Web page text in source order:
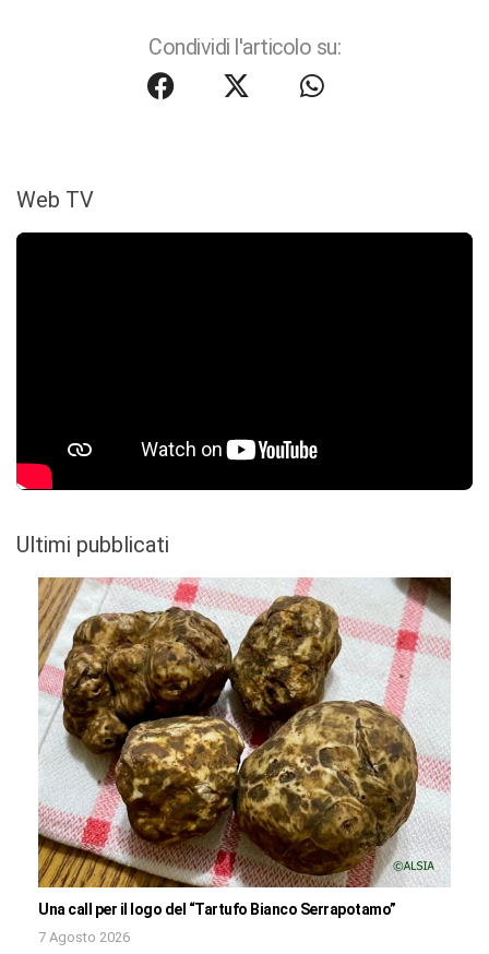
Condividi l'articolo su:
Web TV
Ultimi pubblicati
Una call per il logo del “Tartufo Bianco Serrapotamo”
7 Agosto 2026